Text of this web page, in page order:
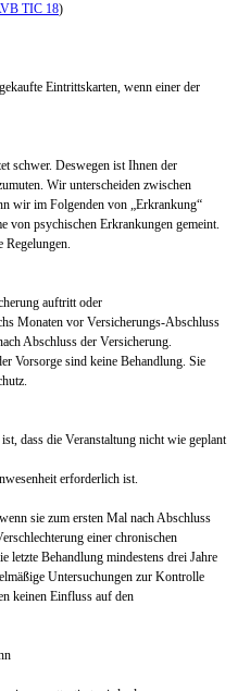
TIC 18)
Eintrittskarten, wenn einer der
schwer. Deswegen ist Ihnen der
Wir unterscheiden zwischen
wir im Folgenden von „Erkrankung“
von psychischen Erkrankungen gemeint.
Regelungen.
auftritt oder
Monaten vor Versicherungs-Abschluss
Abschluss der Versicherung.
Vorsorge sind keine Behandlung. Sie
dass die Veranstaltung nicht wie geplant
erforderlich ist.
sie zum ersten Mal nach Abschluss
einer chronischen
letzte Behandlung mindestens drei Jahre
Untersuchungen zur Kontrolle
keinen Einfluss auf den